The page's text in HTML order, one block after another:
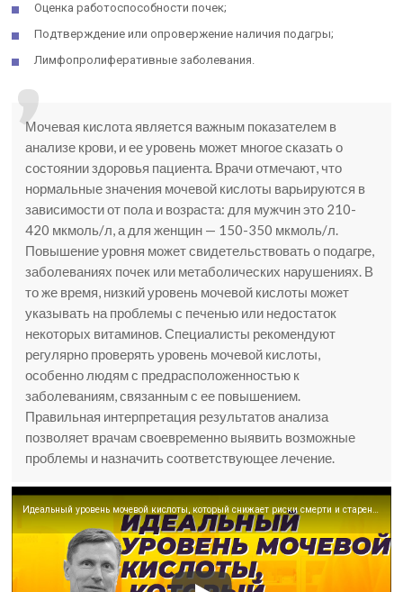
Оценка работоспособности почек;
Подтверждение или опровержение наличия подагры;
Лимфопролиферативные заболевания.
Мочевая кислота является важным показателем в
анализе крови, и ее уровень может многое сказать о
состоянии здоровья пациента. Врачи отмечают, что
нормальные значения мочевой кислоты варьируются в
зависимости от пола и возраста: для мужчин это 210-
420 мкмоль/л, а для женщин — 150-350 мкмоль/л.
Повышение уровня может свидетельствовать о подагре,
заболеваниях почек или метаболических нарушениях. В
то же время, низкий уровень мочевой кислоты может
указывать на проблемы с печенью или недостаток
некоторых витаминов. Специалисты рекомендуют
регулярно проверять уровень мочевой кислоты,
особенно людям с предрасположенностью к
заболеваниям, связанным с ее повышением.
Правильная интерпретация результатов анализа
позволяет врачам своевременно выявить возможные
проблемы и назначить соответствующее лечение.
Идеальный уровень мочевой кислоты, который снижает риски смерти и старения